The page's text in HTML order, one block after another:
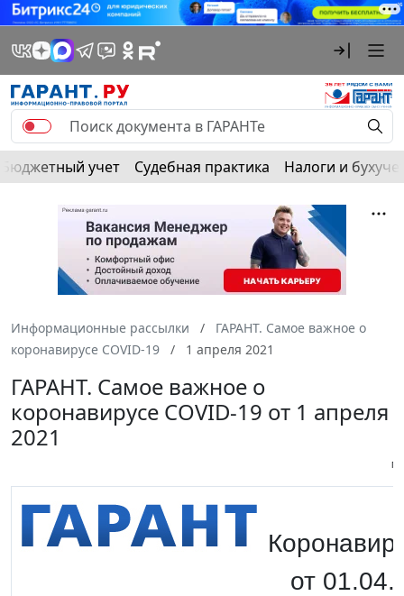
Бюджетный учет Судебная практика Налоги и
Информационные рассылки
ГАРАНТ. Самое важное о
коронавирусе COVID-19
1 апреля 2021
ГАРАНТ. Самое важное о
коронавирусе COVID-19 от 1 апреля
2021
от